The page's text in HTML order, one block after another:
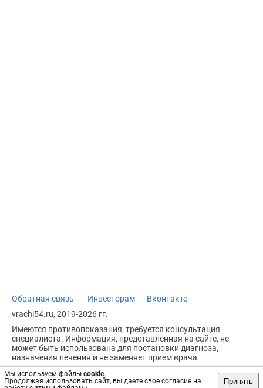
Мы используем файлы cookie.
Продолжая использовать сайт, вы даете свое согласие на
Принять
Обратная связь Инвесторам
Вконтакте
vrachi54.ru, 2019-2026 гг.
Имеются противопоказания, требуется консультация
специалиста. Информация, представленная на сайте, не
может быть использована для постановки диагноза,
назначения лечения и не заменяет прием врача.
Возрастное ограничение: 18+